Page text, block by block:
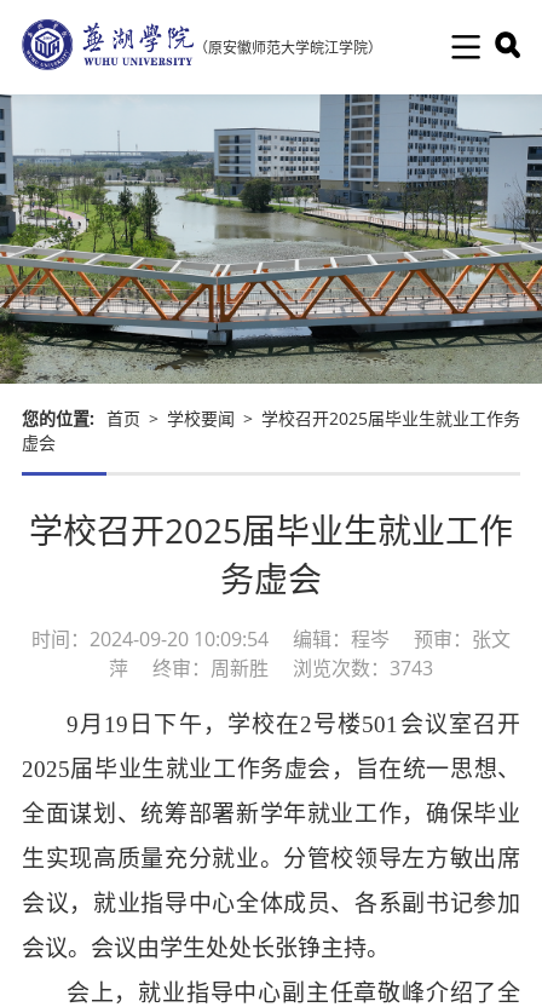
（原安徽师范大学皖江学院）
您的位置: 首页 > 学校要闻 > 学校召开2025届毕业生就业工作务
虚会
学校召开2025届毕业生就业工作
务虚会
时间：2024-09-20 10:09:54 编辑：程岑 预审：张文
萍 终审：周新胜 浏览次数：3743
9月19日下午，学校在2号楼501会议室召开
2025届毕业生就业工作务虚会，旨在统一思想、
全面谋划、统筹部署新学年就业工作，确保毕业
生实现高质量充分就业。分管校领导左方敏出席
会议，就业指导中心全体成员、各系副书记参加
会议。会议由学生处处长张铮主持。
会上，就业指导中心副主任章敬峰介绍了全